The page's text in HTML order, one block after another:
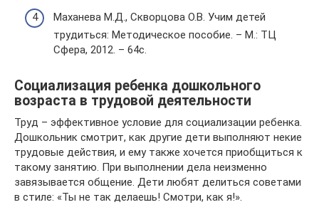
Маханева М.Д., Скворцова О.В. Учим детей
трудиться: Методическое пособие. – М.: ТЦ
Сфера, 2012. – 64с.
Социализация ребенка дошкольного
возраста в трудовой деятельности
Труд – эффективное условие для социализации ребенка.
Дошкольник смотрит, как другие дети выполняют некие
трудовые действия, и ему также хочется приобщиться к
такому занятию. При выполнении дела неизменно
завязывается общение. Дети любят делиться советами
в стиле: «Ты не так делаешь! Смотри, как я!».